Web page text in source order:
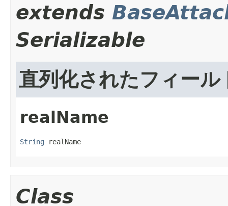
extends
Serializable
直列化されたフィール
realName
String realName
Class